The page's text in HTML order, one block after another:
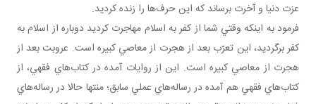
عزت دنيا و آخرت برساند که اين حرف‌ها را زنده کرديد.
فرمود به اينکه وقتي شما از کفر به اسلام مهاجرت کرديد دوباره از اسلام به
کفر برگرديد، اين تعرّب بعد از هجرت از معاصي کبيره است. عروبت بعد از
هجرت از معاصي کبيره است. اين از روايات آمده در کتاب‌هاي فقهي، از
کتاب‌هاي فقهي هم آمده در رساله‌هاي عملي سابق؛ منتها حالا در رساله‌هاي